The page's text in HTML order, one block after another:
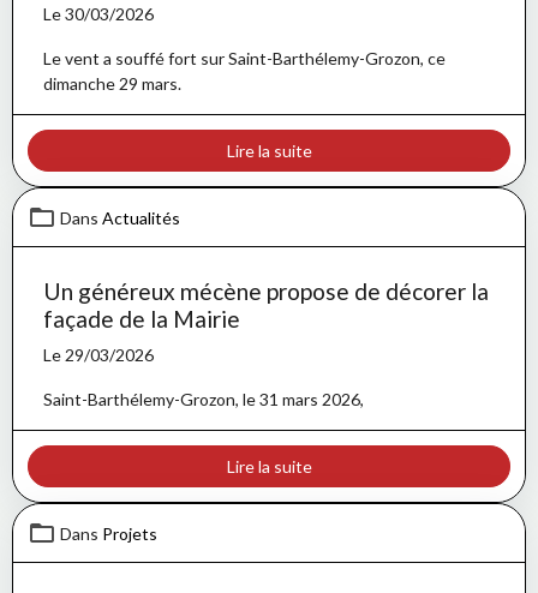
Le 30/03/2026
Le vent a souffé fort sur Saint-Barthélemy-Grozon, ce
dimanche 29 mars.
Lire la suite
Dans Actualités
Un généreux mécène propose de décorer la
façade de la Mairie
Le 29/03/2026
Saint-Barthélemy-Grozon, le 31 mars 2026,
Lire la suite
Dans Projets